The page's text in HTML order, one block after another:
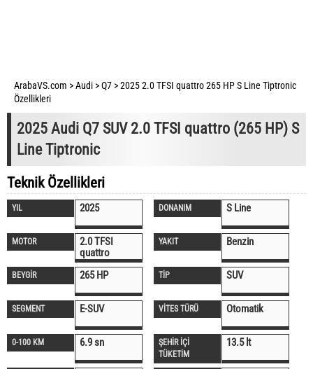
ArabaVS.com >Audi >Q7 >2025 2.0 TFSI quattro 265 HP S Line Tiptronic
Özellikleri
2025 Audi Q7 SUV 2.0 TFSI quattro (265 HP) S
Line Tiptronic
Teknik Özellikleri
YIL 2025 DONANIM S Line
MOTOR
2.0 TFSI
quattro
YAKIT Benzin
BEYGİR 265 HP TİP SUV
SEGMENT E-SUV VİTES TÜRÜ Otomatik
0-100 KM 6.9 sn
ŞEHİR İÇİ
TÜKETİM
13.5 lt